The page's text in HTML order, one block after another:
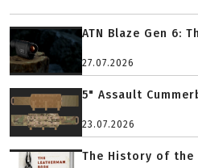
ATN Blaze Gen 6:
27.07.2026
5" Assault
23.07.2026
The History of the